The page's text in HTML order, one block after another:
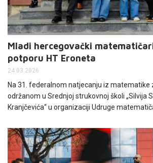
Mladi hercegovački
potporu HT Eroneta
24.03.2026
Na 31. federalnom natjecanju iz matematike
održanom u Srednjoj strukovnoj školi „Silvija
Kranjčevića“ u organizaciji Udruge
izborili plasman na predstojeću Matematičku